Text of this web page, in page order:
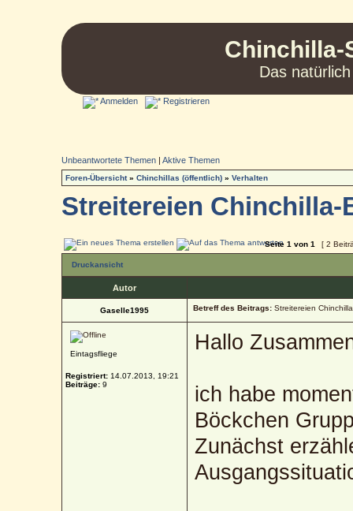
Chinchilla-
Das
Anmelden Registrieren
Unbeantwortete Themen |Aktive Themen
Foren-Übersicht»Chinchillas (öffentlich) »Verhalten
Streitereien Chinchilla-
Seite1 von1 [ 2
Druckansicht
Autor
Gaselle1995 Betreff des Beitrags: Streitereien
Eintagsfliege
Registriert: 14.07.2013, 19:21
Beiträge: 9
Hallo
ich habe
Böckchen
Zunächst